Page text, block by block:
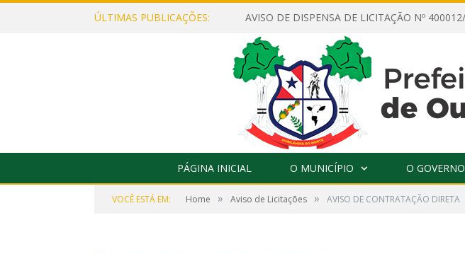
ÚLTIMAS PUBLICAÇÕES:
PÁGINA INICIAL O MUNICÍPIO O GOVERNO
VOCÊ ESTÁ EM: Home » Aviso de Licitações » AVISO DE CONTRATAÇÃO DIRETA